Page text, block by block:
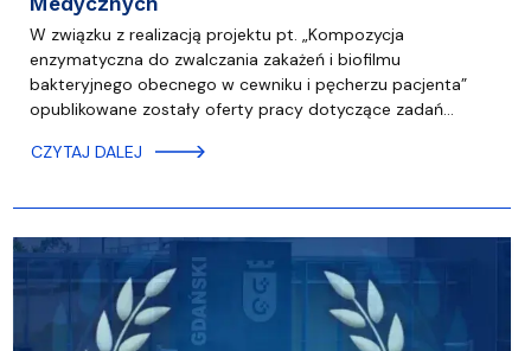
W związku z realizacją projektu pt. „Kompozycja
enzymatyczna do zwalczania zakażeń i biofilmu
bakteryjnego obecnego w cewniku i pęcherzu pacjenta”
opublikowane zostały oferty pracy dotyczące zadań…
CZYTAJ DALEJ